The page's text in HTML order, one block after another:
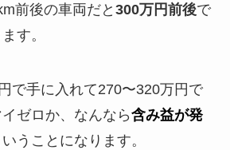
前後の車両だと 300万円前後で
す。
で手に入れて270〜320万円で
ゼロか、なんなら含み益が発
うことになります。